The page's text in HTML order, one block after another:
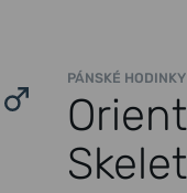
PÁNSKÉ HODINKY